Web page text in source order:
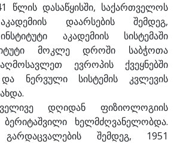
წლის დასაწყისში, საქართველოს
დაარსების შემდეგ,
აკადემიის სისტემაში
მოკლე დროში საბჭოთა
ევროპის ქვეყნებში
ნერვული სისტემის კვლევის
დღიდან ფიზიოლოგიის
ბერიტაშვილი ხელმძღვანელობდა.
გარდაცვალების შემდეგ, 1951